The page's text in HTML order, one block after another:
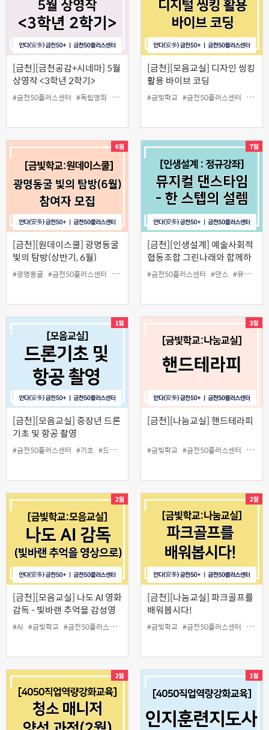
[금천][금천공감+시네마] 5월
상영작 <3학년 2학기>
#금천50플러스센터 #독립영화 #무료 #인생설계
[금천][모음교실] 디자인 씽킹
활용 바이브 코딩
#금빛학교 #금천50플러스센터 #모음
[금천][원데이스쿨] 광명동굴
빛의 탐방(상반기, 6월)
#광명동굴 #금천50플러스센터 #원데이스쿨 #인생설계
[금천][인생설계] 예술사회적
협동조합 그린나래와 함께하
는 뮤지컬 댄스타임 - 한 스텝
의 설렘
#금천50플러스센터 #댄스 #뮤지컬
[금천][모음교실] 중장년 드론
기초 및 항공 촬영
#금천50플러스센터 #기초 #드론 #드론기초 #모음교실 #이론
[금천][나눔교실] 핸드테라피
#금빛학교 #금천50플러스센터 #나눔
[금천][모음교실] 나도 AI 영화
감독 - 빛바랜 추억을 감성영
상으로
#AI #금빛학교 #금천50플러스센터 #모음교실 #영상 #인생설계
[금천][나눔교실] 파크골프를
배워봅시다!
#금빛학교 #금천50플러스센터 #나눔